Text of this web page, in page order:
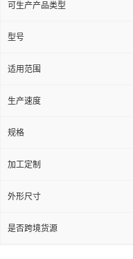
可生产产品类型
型号
适用范围
生产速度
规格
加工定制
外形尺寸
是否跨境货源